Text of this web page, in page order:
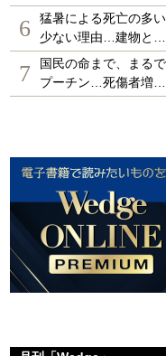
6
猛暑による死亡の多
少ない理由…建物と…
7
国民の命まで、まる
プーチン…死傷者増…